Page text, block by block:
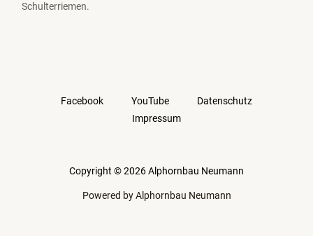
Schulterriemen.
Facebook YouTube
Datenschutz
Impressum
Copyright © 2026 Alphornbau Neumann
Powered by Alphornbau Neumann